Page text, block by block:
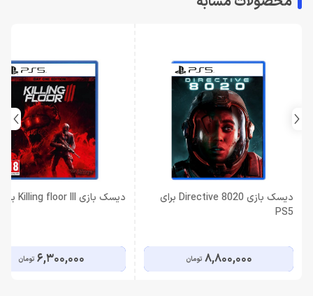
دیسک بازی Directive 8020 برای
PS5
8,800,000 تومان
دیسک بازی Killing floor III برای PS5
6,300,000 تومان